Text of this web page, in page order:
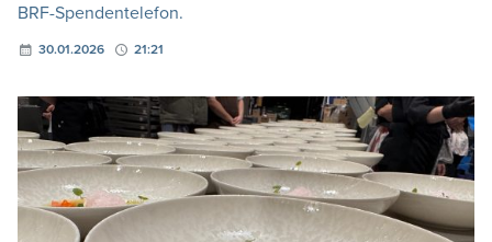
BRF-Spendentelefon.
30.01.2026 21:21